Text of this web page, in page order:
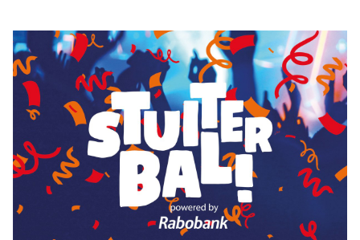
Musea, theaters & podia
Uitjes & activiteiten
Toeristische routes
Natuurgebieden
Baroniepoorten
Sport